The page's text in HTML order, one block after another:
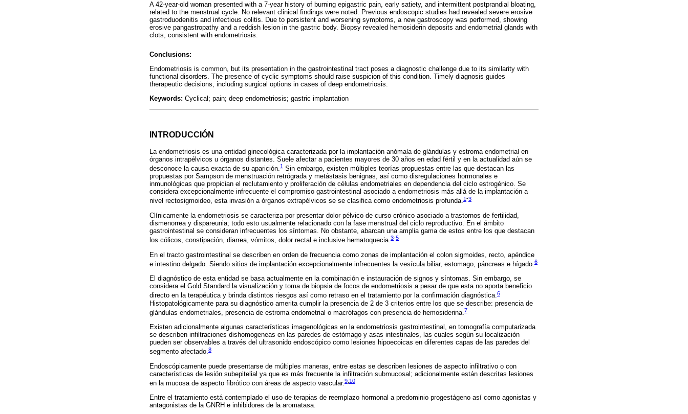
A 42-year-old woman presented with a 7-year history of burning epigastric pain, early satiety, and intermittent postprandial bloating,
related to the menstrual cycle. No relevant clinical findings were noted. Previous endoscopic studies had revealed severe erosive
gastroduodenitis and infectious colitis. Due to persistent and worsening symptoms, a new gastroscopy was performed, showing
erosive pangastropathy and a reddish lesion in the gastric body. Biopsy revealed hemosiderin deposits and endometrial glands with
clots, consistent with endometriosis.
Conclusions:
Endometriosis is common, but its presentation in the gastrointestinal tract poses a diagnostic challenge due to its similarity with
functional disorders. The presence of cyclic symptoms should raise suspicion of this condition. Timely diagnosis guides
therapeutic decisions, including surgical options in cases of deep endometriosis.
Keywords: Cyclical; pain; deep endometriosis; gastric implantation
INTRODUCCIÓN
La endometriosis es una entidad ginecológica caracterizada por la implantación anómala de glándulas y estroma endometrial en
órganos intrapélvicos u órganos distantes. Suele afectar a pacientes mayores de 30 años en edad fértil y en la actualidad aún se
desconoce la causa exacta de su aparición.1 Sin embargo, existen múltiples teorías propuestas entre las que destacan las
propuestas por Sampson de menstruación retrógrada y metástasis benignas, así como disregulaciones hormonales e
inmunológicas que propician el reclutamiento y proliferación de células endometriales en dependencia del ciclo estrogénico. Se
considera excepcionalmente infrecuente el compromiso gastrointestinal asociado a endometriosis más allá de la implantación a
nivel rectosigmoideo, esta invasión a órganos extrapélvicos se se clasifica como endometriosis profunda.1-3
Clínicamente la endometriosis se caracteriza por presentar dolor pélvico de curso crónico asociado a trastornos de fertilidad,
dismenorrea y dispareunia; todo esto usualmente relacionado con la fase menstrual del ciclo reproductivo. En el ámbito
gastrointestinal se consideran infrecuentes los síntomas. No obstante, abarcan una amplia gama de estos entre los que destacan
los cólicos, constipación, diarrea, vómitos, dolor rectal e inclusive hematoquecia.3-5
En el tracto gastrointestinal se describen en orden de frecuencia como zonas de implantación el colon sigmoides, recto, apéndice
e intestino delgado. Siendo sitios de implantación excepcionalmente infrecuentes la vesícula biliar, estomago, páncreas e hígado. 6
El diagnóstico de esta entidad se basa actualmente en la combinación e instauración de signos y síntomas. Sin embargo, se
considera el Gold Standard la visualización y toma de biopsia de focos de endometriosis a pesar de que esta no aporta beneficio
directo en la terapéutica y brinda distintos riesgos así como retraso en el tratamiento por la confirmación diagnóstica.6
Histopatológicamente para su diagnóstico amerita cumplir la presencia de 2 de 3 criterios entre los que se describe: presencia de
glándulas endometriales, presencia de estroma endometrial o macrófagos con presencia de hemosiderina. 7
Existen adicionalmente algunas características imagenológicas en la endometriosis gastrointestinal, en tomografía computarizada
se describen infiltraciones dishomogeneas en las paredes de estómago y asas intestinales, las cuales según su localización
pueden ser observables a través del ultrasonido endoscópico como lesiones hipoecoicas en diferentes capas de las paredes del
segmento afectado.8
Endoscópicamente puede presentarse de múltiples maneras, entre estas se describen lesiones de aspecto infiltrativo o con
características de lesión subepitelial ya que es más frecuente la infiltración submucosal; adicionalmente están descritas lesiones
en la mucosa de aspecto fibrótico con áreas de aspecto vascular.9 10
Entre el tratamiento está contemplado el uso de terapias de reemplazo hormonal a predominio progestágeno así como agonistas y
antagonistas de la GNRH e inhibidores de la aromatasa.